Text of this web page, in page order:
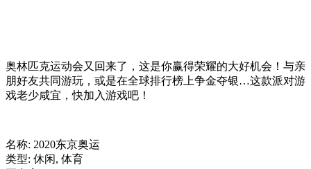
奥林匹克运动会又回来了，这是你赢得荣耀的大好机会！与亲
朋好友共同游玩，或是在全球排行榜上争金夺银…这款派对游
戏老少咸宜，快加入游戏吧！
名称: 2020东京奥运
类型: 休闲, 体育